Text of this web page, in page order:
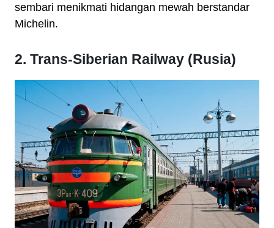
sembari menikmati hidangan mewah berstandar
Michelin.
2. Trans-Siberian Railway (Rusia)